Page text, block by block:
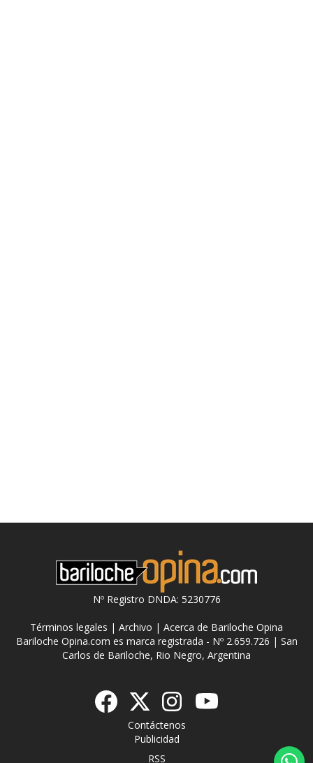
Nº Registro DNDA: 5230776
Términos legales | Archivo | Acerca de Bariloche Opina
Bariloche Opina.com es marca registrada - Nº 2.659.726 | San
Carlos de Bariloche, Rio Negro, Argentina
Contáctenos
Publicidad
RSS